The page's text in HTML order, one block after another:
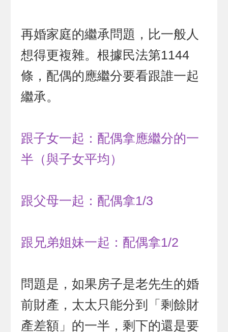
再婚家庭的繼承問題，比一般人
想得更複雜。根據民法第1144
條，配偶的應繼分要看跟誰一起
繼承。
跟子女一起：配偶拿應繼分的一
半（與子女平均）
跟父母一起：配偶拿1/3
跟兄弟姐妹一起：配偶拿1/2
問題是，如果房子是老先生的婚
前財產，太太只能分到「剩餘財
產差額」的一半，剩下的還是要